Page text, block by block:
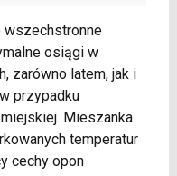
wszechstronne
osiągi w
zarówno latem, jak i
przypadku
Mieszanka
temperatur
cechy opon